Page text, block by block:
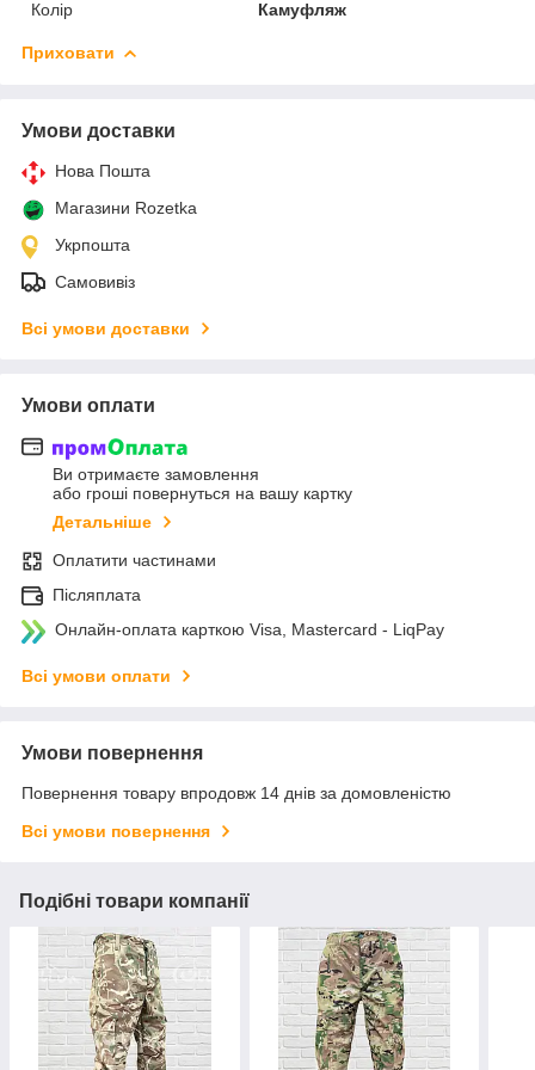
Колір Камуфляж
Приховати
Умови доставки
Нова Пошта
Магазини Rozetka
Укрпошта
Самовивіз
Всі умови доставки
Умови оплати
Ви отримаєте замовлення
або гроші повернуться на вашу картку
Детальніше
Оплатити частинами
Післяплата
Онлайн-оплата карткою Visa, Mastercard - LiqPay
Всі умови оплати
Умови повернення
Повернення товару впродовж 14 днів за домовленістю
Всі умови повернення
Подібні товари компанії